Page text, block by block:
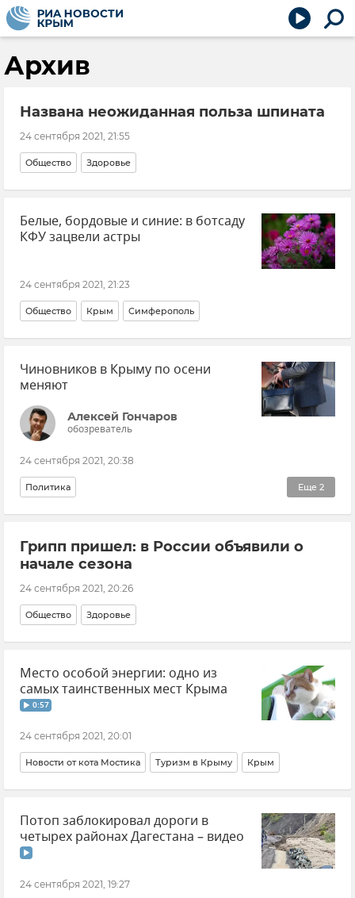
Архив
Названа неожиданная польза шпината
24 сентября 2021, 21:55
Общество Здоровье
Белые, бордовые и синие: в ботсаду
КФУ зацвели астры
24 сентября 2021, 21:23
Общество Крым Симферополь
Чиновников в Крыму по осени
меняют
Алексей Гончаров
обозреватель
24 сентября 2021, 20:38
Еще 2
Политика
Кадровые перестановки во властных структурах Крыма и Севастополя
Крым
Грипп пришел: в России объявили о
начале сезона
24 сентября 2021, 20:26
Общество Здоровье
Место особой энергии: одно из
самых таинственных мест Крыма
0:57
24 сентября 2021, 20:01
Новости от кота Мостика Туризм в Крыму Крым
Потоп заблокировал дороги в
четырех районах Дагестана – видео
24 сентября 2021, 19:27